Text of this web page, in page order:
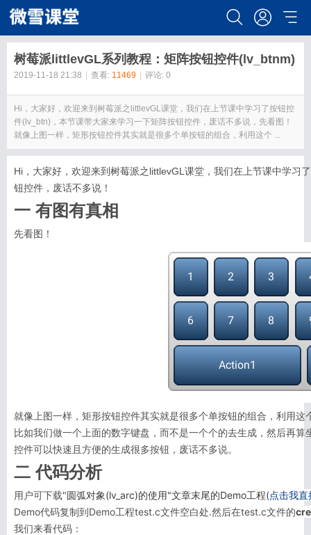
树莓派littlevGL系列教程：矩阵按钮控件(lv_btnm)
2019-11-18 21:38 查看: 11469 评论: 0
Hi，大家好，欢迎来到树莓派之littlevGL课堂，我们在上节课中学习了按钮控
件(lv_btn)，本节课带大家来学习一下矩阵按钮控件，废话不多说，先看图！
就像上图一样，矩形按钮控件其实就是很多个单按钮的组合，利用这个 ...
Hi，大家好，欢迎来到树莓派之littlevGL课堂，我们在上节课中学习
钮控件，废话不多说！
一 有图有真相
先看图！
就像上图一样，矩形按钮控件其实就是很多个单按钮的组合，利用
比如我们做一个上面的数字键盘，而不是一个个的去生成，然后再
控件可以快速且方便的生成很多按钮，废话不多说。
二 代码分析
用户可下载"圆弧对象(lv_arc)的使用"文章末尾的Demo工程(点击我
Demo代码复制到Demo工程test.c文件空白处.然后在test.c文件的
我们来看代码：